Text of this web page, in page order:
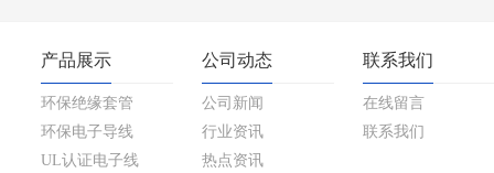
产品展示
环保绝缘套管
环保电子导线
UL认证电子线
公司动态
公司新闻
行业资讯
热点资讯
联系我们
在线留言
联系我们